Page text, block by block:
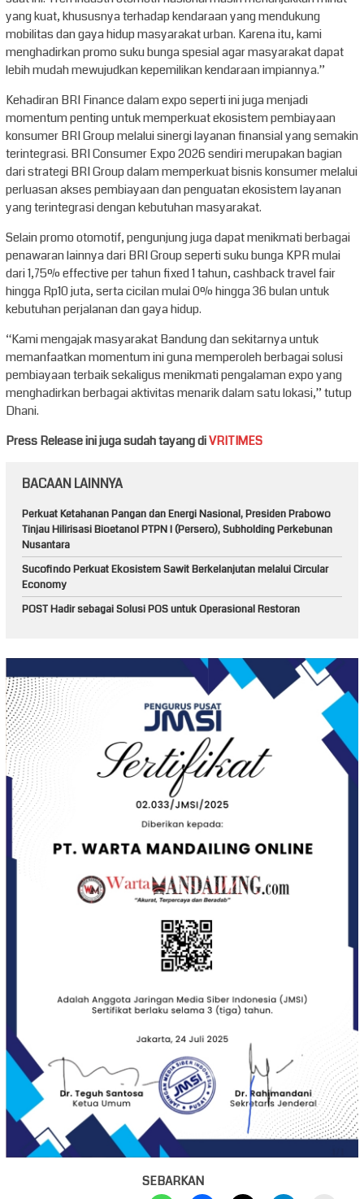
yang kuat, khususnya terhadap kendaraan yang mendukung
mobilitas dan gaya hidup masyarakat urban. Karena itu, kami
menghadirkan promo suku bunga spesial agar masyarakat dapat
lebih mudah mewujudkan kepemilikan kendaraan impiannya.”
Kehadiran BRI Finance dalam expo seperti ini juga menjadi
momentum penting untuk memperkuat ekosistem pembiayaan
konsumer BRI Group melalui sinergi layanan finansial yang semakin
terintegrasi. BRI Consumer Expo 2026 sendiri merupakan bagian
dari strategi BRI Group dalam memperkuat bisnis konsumer melalui
perluasan akses pembiayaan dan penguatan ekosistem layanan
yang terintegrasi dengan kebutuhan masyarakat.
Selain promo otomotif, pengunjung juga dapat menikmati berbagai
penawaran lainnya dari BRI Group seperti suku bunga KPR mulai
dari 1,75% effective per tahun fixed 1 tahun, cashback travel fair
hingga Rp10 juta, serta cicilan mulai 0% hingga 36 bulan untuk
kebutuhan perjalanan dan gaya hidup.
“Kami mengajak masyarakat Bandung dan sekitarnya untuk
memanfaatkan momentum ini guna memperoleh berbagai solusi
pembiayaan terbaik sekaligus menikmati pengalaman expo yang
menghadirkan berbagai aktivitas menarik dalam satu lokasi,” tutup
Dhani.
Press Release ini juga sudah tayang diVRITIMES
BACAAN LAINNYA
Perkuat Ketahanan Pangan dan Energi Nasional, Presiden Prabowo
Tinjau Hilirisasi Bioetanol PTPN I (Persero), Subholding Perkebunan
Nusantara
Sucofindo Perkuat Ekosistem Sawit Berkelanjutan melalui Circular
Economy
POST Hadir sebagai Solusi POS untuk Operasional Restoran
SEBARKAN